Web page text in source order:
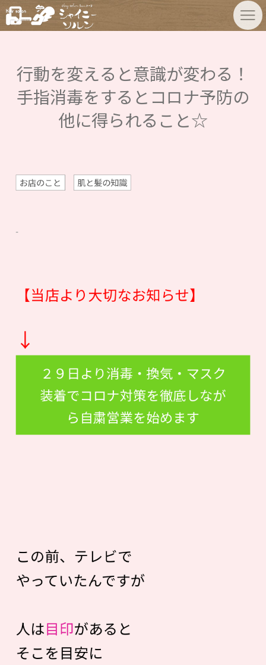
行動を変えると意識が変わる！
手指消毒をするとコロナ予防の
他に得られること☆
お店のこと 肌と髪の知識
【当店より大切なお知らせ】
↓
２９日より消毒・換気・マスク
装着でコロナ対策を徹底しなが
ら自粛営業を始めます
この前、テレビで
やっていたんですが
人は目印があると
そこを目安に